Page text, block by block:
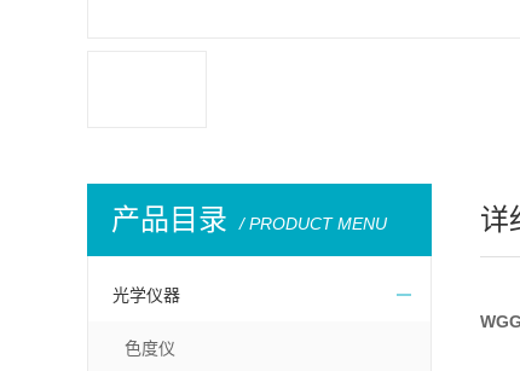
产品目录 / PRODUCT MENU
光学仪器
色度仪
详